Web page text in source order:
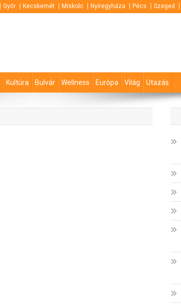
Győr Kecskemét Miskolc Nyíregyháza Pécs Szeged
Kultúra Bulvár Wellness Európa Világ Utazás